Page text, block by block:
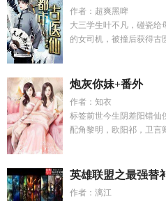
作者：超爽黑啤
大三学生叶不凡，碰瓷给
的女司机，被撞后获得古
炮灰你妹+番外
作者：知衣
标签前世今生阴差阳错仙
配角黎明，欧阳祁，卫言
英雄联盟之最强替
作者：漓江